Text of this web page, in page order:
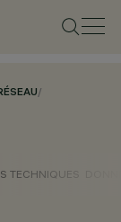
/
TECHNIQUES